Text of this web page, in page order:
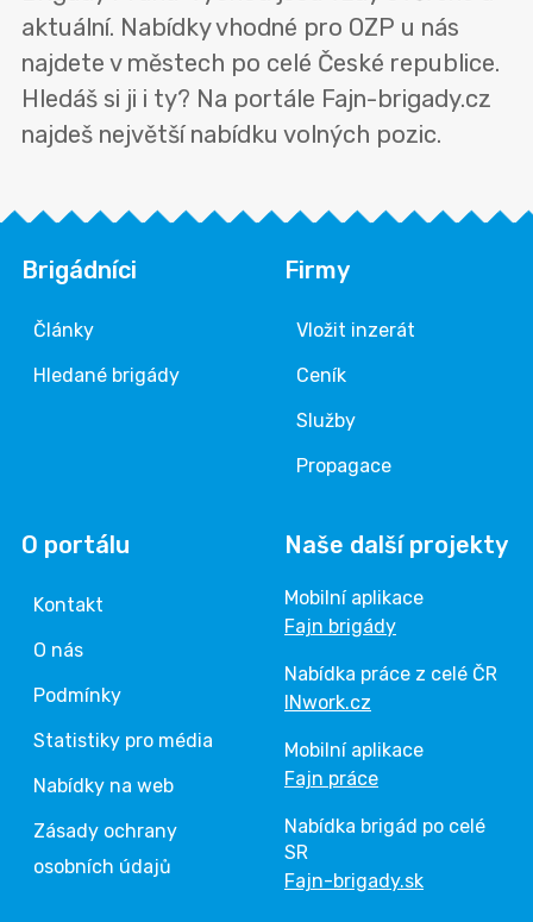
aktuální. Nabídky vhodné pro OZP u nás
najdete v městech po celé České republice.
Hledáš si ji i ty? Na portále Fajn-brigady.cz
najdeš největší nabídku volných pozic.
Brigádníci
Články
Hledané brigády
Firmy
Vložit inzerát
Ceník
Služby
Propagace
O portálu
Kontakt
O nás
Podmínky
Statistiky pro média
Nabídky na web
Zásady ochrany
osobních údajů
Naše další projekty
Mobilní aplikace
Fajn brigády
Nabídka práce z celé ČR
INwork.cz
Mobilní aplikace
Fajn práce
Nabídka brigád po celé
SR
Fajn-brigady.sk